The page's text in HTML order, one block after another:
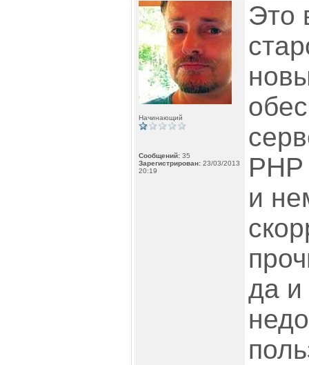
Начинающий
Сообщений: 35
Зарегистрирован: 23/03/2013
20:19
Это
и
да и